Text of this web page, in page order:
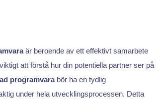
är beroende av ett effektivt samarbete
att förstå hur din potentiella partner ser på
programvarabör ha en tydlig
under hela utvecklingsprocessen. Detta